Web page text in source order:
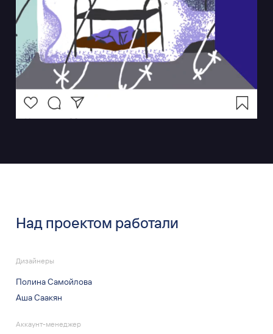
Над проектом работали
Дизайнеры
Полина Самойлова
Аша Саакян
Аккаунт-менеджер